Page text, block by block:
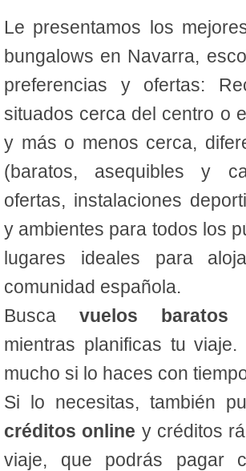
Le presentamos los
bungalows en Navarra,
preferencias y ofertas:
situados cerca del centro o
y más o menos cerca,
(baratos, asequibles y
ofertas, instalaciones
y ambientes para todos los
lugares ideales para
comunidad española.
Busca vuelos
mientras planificas tu viaje.
mucho si lo haces con
Si lo necesitas, también
créditos online y créditos
viaje, que podrás pagar